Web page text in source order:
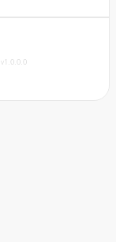
v1.0.0.0